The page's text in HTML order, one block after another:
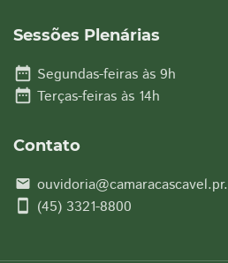
Sessões Plenárias
date_range Segundas-feiras às 9h
date_range Terças-feiras às 14h
Contato
email
smartphone (45) 3321-8800